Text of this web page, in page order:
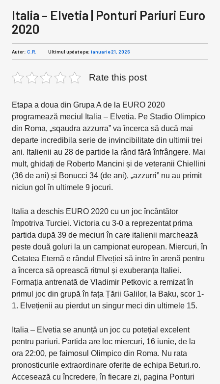
Italia – Elvetia | Ponturi Pariuri Euro
2020
Autor: C.R. Ultimul update pe: ianuarie 21, 2026
Rate this post
Etapa a doua din Grupa A de la EURO 2020
programează meciul Italia – Elvetia. Pe Stadio Olimpico
din Roma, „sqaudra azzurra” va încerca să ducă mai
departe incredibila serie de invincibilitate din ultimii trei
ani. Italienii au 28 de partide la rând fără înfrângere. Mai
mult, ghidați de Roberto Mancini și de veteranii Chiellini
(36 de ani) și Bonucci 34 (de ani), „azzurri” nu au primit
niciun gol în ultimele 9 jocuri.
Italia a deschis EURO 2020 cu un joc încântător
împotriva Turciei. Victoria cu 3-0 a reprezentat prima
partida după 39 de meciuri în care italienii marchează
peste două goluri la un campionat european. Miercuri, în
Cetatea Eternă e rândul Elveției să intre în arenă pentru
a încerca să oprească ritmul și exuberanța Italiei.
Formația antrenată de Vladimir Petkovic a remizat în
primul joc din grupă în fața Țării Galilor, la Baku, scor 1-
1. Elvețienii au pierdut un singur meci din ultimele 15.
Italia – Elvetia se anunță un joc cu potețial excelent
pentru pariuri. Partida are loc miercuri, 16 iunie, de la
ora 22:00, pe faimosul Olimpico din Roma. Nu rata
pronosticurile extraordinare oferite de echipa Beturi.ro.
Accesează cu încredere, în fiecare zi, pagina Ponturi